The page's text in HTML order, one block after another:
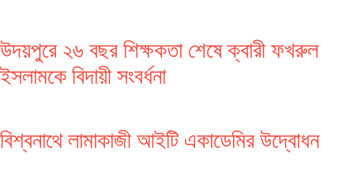
উদয়পুরে ২৬ বছর শিক্ষকতা শেষে ক্বারী ফখরুল
ইসলামকে বিদায়ী সংবর্ধনা
বিশ্বনাথে লামাকাজী আইটি একাডেমির উদ্বোধন